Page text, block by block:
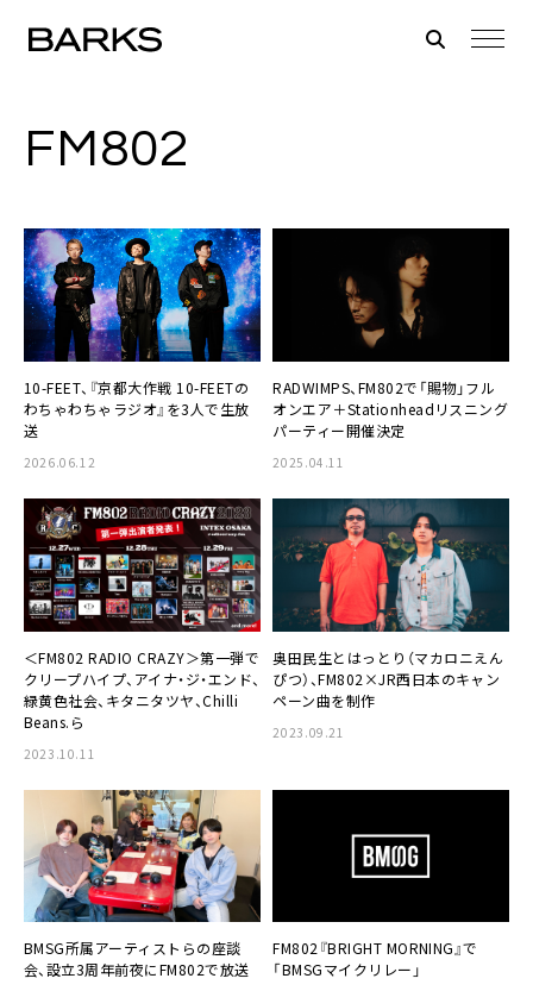
FM802
10-FEET、『京都大作戦 10-FEETの
わちゃわちゃラジオ』を3人で生放
送
2026.06.12
RADWIMPS、FM802で「賜物」フル
オンエア＋Stationheadリスニング
パーティー開催決定
2025.04.11
＜FM802 RADIO CRAZY＞第一弾で
クリープハイプ、アイナ・ジ・エンド、
緑黄色社会、キタニタツヤ、Chilli
Beans.ら
2023.10.11
奥田民生とはっとり（マカロニえん
ぴつ）、FM802×JR西日本のキャン
ペーン曲を制作
2023.09.21
BMSG所属アーティストらの座談
会、設立3周年前夜にFM802で放送
FM802『BRIGHT MORNING』で
「BMSGマイクリレー」